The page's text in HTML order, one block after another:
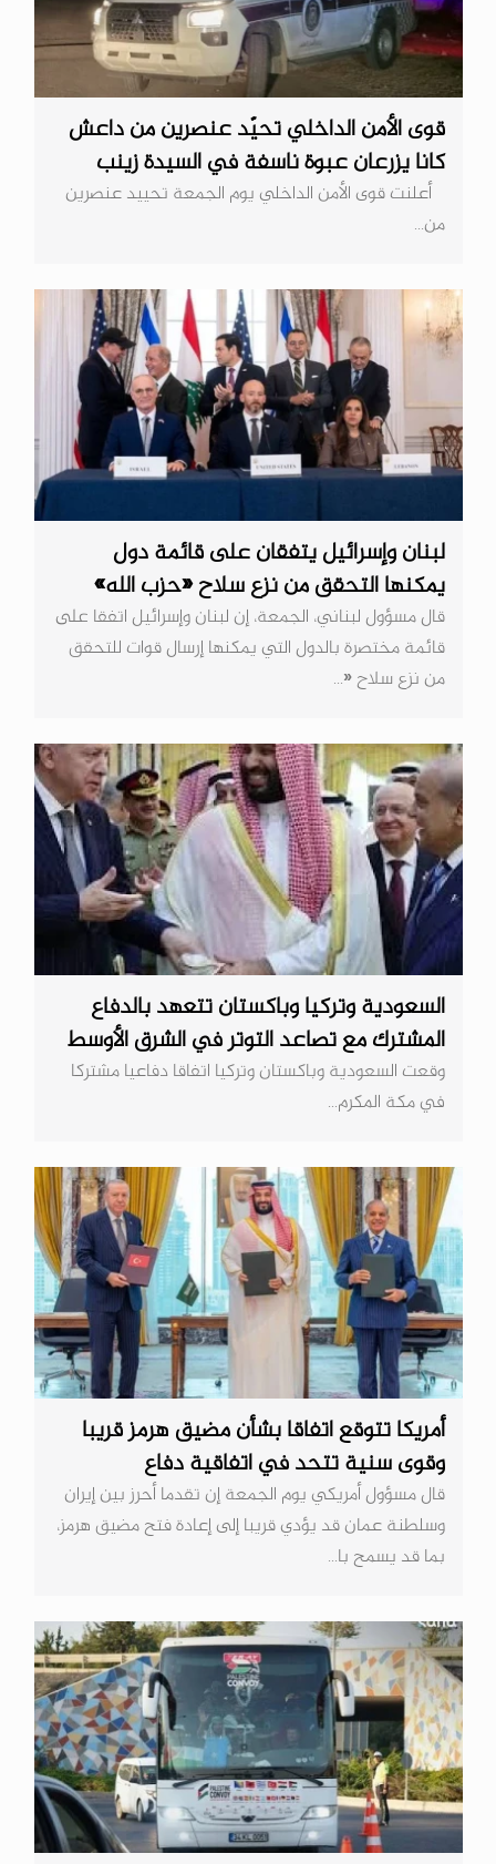
قوى الأمن الداخلي تحيّد عنصرين من داعش
كانا يزرعان عبوة ناسفة في السيدة زينب
أعلنت قوى الأمن الداخلي يوم الجمعة تحييد عنصرين
من...
لبنان وإسرائيل يتفقان على قائمة دول
يمكنها التحقق من نزع سلاح «حزب الله»
قال مسؤول لبناني، الجمعة، إن لبنان وإسرائيل اتفقا على
قائمة مختصرة بالدول التي يمكنها إرسال قوات للتحقق
من نزع سلاح «...
السعودية وتركيا وباكستان تتعهد بالدفاع
المشترك مع تصاعد التوتر في الشرق الأوسط
وقعت السعودية وباكستان وتركيا اتفاقا دفاعيا مشتركا
في مكة المكرم...
أمريكا تتوقع اتفاقا بشأن مضيق هرمز قريبا
وقوى سنية تتحد في اتفاقية دفاع
قال مسؤول أمريكي يوم الجمعة إن تقدما أحرز بين إيران
وسلطنة عمان قد يؤدي قريبا إلى إعادة فتح مضيق هرمز،
بما قد يسمح با...